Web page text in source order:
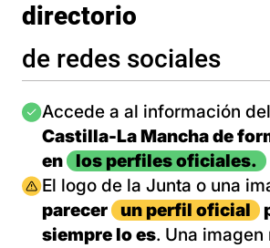
directorio
de redes sociales
Imagen
Accede a al información del
Castilla-La Mancha de
en
los perfiles oficiales.
Imagen
El logo de la Junta o una
parecer
un perfil oficial
siempre lo es. Una